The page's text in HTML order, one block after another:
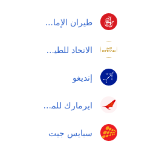
طيران الإمارات
الاتحاد للطيران
إنديغو
ايرمارك للملاحة الجوية الأندونيسية
سبايس جيت